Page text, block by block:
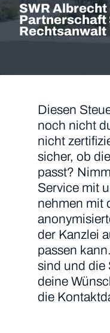
SWR
Partnerschaft
Rechtsanwalt
Diesen
noch nicht
nicht
sicher, ob
passt?
Service mit
nehmen mit
der Kanzlei
passen
sind und die
deine
die